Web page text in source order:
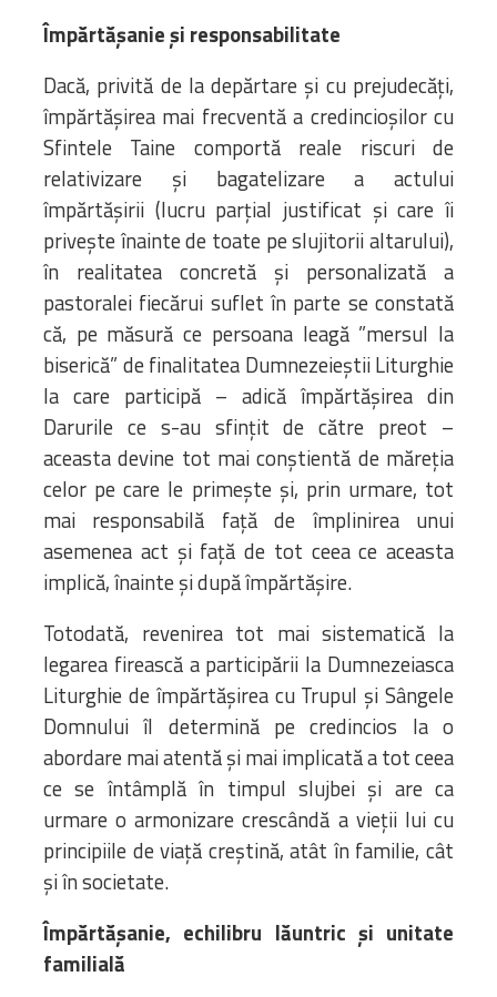
Împărtășanie și responsabilitate
Dacă, privită de la depărtare și cu prejudecăți,
împărtășirea mai frecventă a credincioșilor cu
Sfintele Taine comportă reale riscuri de
relativizare și bagatelizare a actului
împărtășirii (lucru parțial justificat și care îi
privește înainte de toate pe slujitorii altarului),
în realitatea concretă și personalizată a
pastoralei fiecărui suflet în parte se constată
că, pe măsură ce persoana leagă ”mersul la
biserică” de finalitatea Dumnezeieștii Liturghie
la care participă – adică împărtășirea din
Darurile ce s-au sfințit de către preot –
aceasta devine tot mai conștientă de măreția
celor pe care le primește și, prin urmare, tot
mai responsabilă față de împlinirea unui
asemenea act și față de tot ceea ce aceasta
implică, înainte și după împărtășire.
Totodată, revenirea tot mai sistematică la
legarea firească a participării la Dumnezeiasca
Liturghie de împărtășirea cu Trupul și Sângele
Domnului îl determină pe credincios la o
abordare mai atentă și mai implicată a tot ceea
ce se întâmplă în timpul slujbei și are ca
urmare o armonizare crescândă a vieții lui cu
principiile de viață creștină, atât în familie, cât
și în societate.
Împărtășanie, echilibru lăuntric și unitate
familială